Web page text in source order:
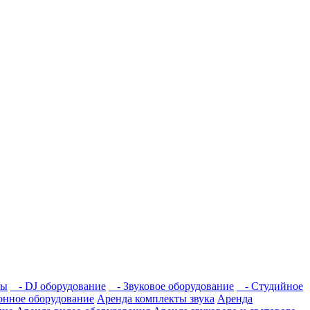
- DJ оборудование - Звуковое оборудование
- Студийное
оборудование Аренда комплекты звука Аренда